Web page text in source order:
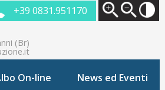
+39 0831.951170
(Br)
On-line News ed Eventi